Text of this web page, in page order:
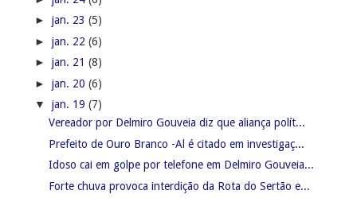
► jan. 23 (5)
► jan. 22 (6)
► jan. 21 (8)
► jan. 20 (6)
▼ jan. 19 (7)
Vereador por Delmiro Gouveia diz que aliança polít...
Prefeito de Ouro Branco -Al é citado em investigaç...
Idoso cai em golpe por telefone em Delmiro Gouveia...
Forte chuva provoca interdição da Rota do Sertão e...